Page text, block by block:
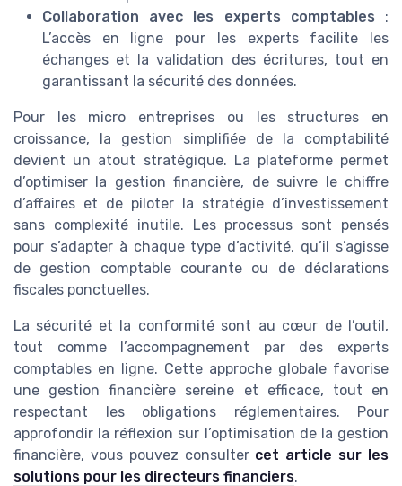
Collaboration avec les experts comptables :
L’accès en ligne pour les experts facilite les
échanges et la validation des écritures, tout en
garantissant la sécurité des données.
Pour les micro entreprises ou les structures en
croissance, la gestion simplifiée de la comptabilité
devient un atout stratégique. La plateforme permet
d’optimiser la gestion financière, de suivre le chiffre
d’affaires et de piloter la stratégie d’investissement
sans complexité inutile. Les processus sont pensés
pour s’adapter à chaque type d’activité, qu’il s’agisse
de gestion comptable courante ou de déclarations
fiscales ponctuelles.
La sécurité et la conformité sont au cœur de l’outil,
tout comme l’accompagnement par des experts
comptables en ligne. Cette approche globale favorise
une gestion financière sereine et efficace, tout en
respectant les obligations réglementaires. Pour
approfondir la réflexion sur l’optimisation de la gestion
financière, vous pouvez consulter cet article sur les
solutions pour les directeurs financiers.